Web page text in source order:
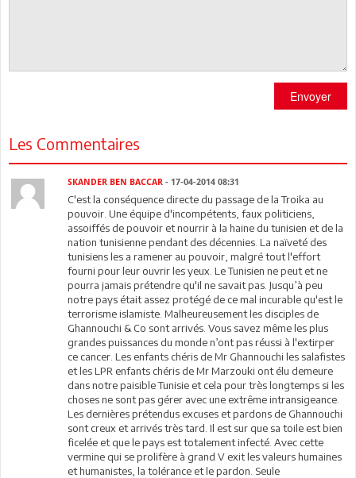
Envoyer
Les Commentaires
SKANDER BEN BACCAR - 17-04-2014 08:31
C'est la conséquence directe du passage de la Troika au
pouvoir. Une équipe d'incompétents, faux politiciens,
assoiffés de pouvoir et nourrir à la haine du tunisien et de la
nation tunisienne pendant des décennies. La naïveté des
tunisiens les a ramener au pouvoir, malgré tout l'effort
fourni pour leur ouvrir les yeux. Le Tunisien ne peut et ne
pourra jamais prétendre qu'il ne savait pas. Jusqu’à peu
notre pays était assez protégé de ce mal incurable qu'est le
terrorisme islamiste. Malheureusement les disciples de
Ghannouchi & Co sont arrivés. Vous savez même les plus
grandes puissances du monde n’ont pas réussi à l'extirper
ce cancer. Les enfants chéris de Mr Ghannouchi les salafistes
et les LPR enfants chéris de Mr Marzouki ont élu demeure
dans notre paisible Tunisie et cela pour très longtemps si les
choses ne sont pas gérer avec une extrême intransigeance.
Les dernières prétendus excuses et pardons de Ghannouchi
sont creux et arrivés très tard. Il est sur que sa toile est bien
ficelée et que le pays est totalement infecté. Avec cette
vermine qui se prolifère à grand V exit les valeurs humaines
et humanistes, la tolérance et le pardon. Seule